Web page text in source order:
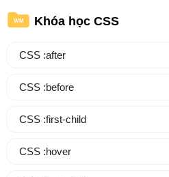
WM Khóa học CSS
CSS :after
CSS :before
CSS :first-child
CSS :hover